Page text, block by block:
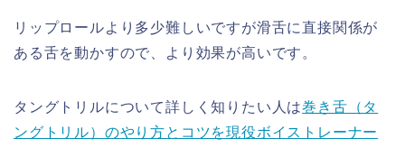
リップロールより多少難しいですが滑舌に直接関係が
ある舌を動かすので、より効果が高いです。
タングトリルについて詳しく知りたい人は巻き舌（タ
ングトリル）のやり方とコツを現役ボイストレーナー